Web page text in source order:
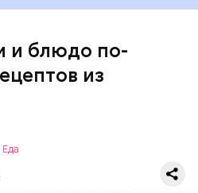
и блюдо по-
из
Еда